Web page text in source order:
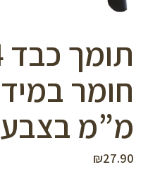
מ”מ
₪27.90